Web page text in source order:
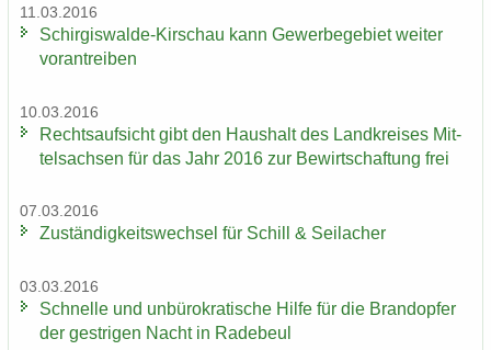
11.03.2016
Schirgiswalde-​Kirschau kann Ge­wer­be­ge­biet wei­ter
vor­an­trei­ben
10.03.2016
Rechts­auf­sicht gibt den Haus­halt des Land­krei­ses Mit­
tel­sach­sen für das Jahr 2016 zur Be­wirt­schaf­tung frei
07.03.2016
Zu­stän­dig­keits­wech­sel für Schill & Seil­a­cher
03.03.2016
Schnel­le und un­bü­ro­kra­ti­sche Hilfe für die Brand­op­fer
der gest­ri­gen Nacht in Ra­de­beul